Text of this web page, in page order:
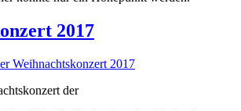
2017
Weihnachtskonzert 2017
der